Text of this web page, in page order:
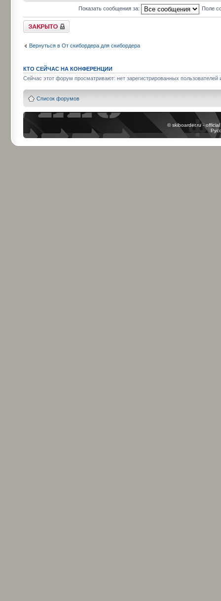
Показать сообщения за: Поле
Закрыто
Вернуться в От скибордера для скибордера
КТО СЕЙЧАС НА КОНФЕРЕНЦИИ
Сейчас этот форум просматривают: нет зарегистрированных пользователей
Список форумов
© skiboarder.ru -